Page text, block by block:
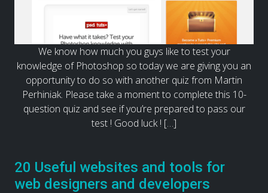
We know how much you guys like to test your
knowledge of Photoshop so today we are giving you an
opportunity to do so with another quiz from Martin
Perhiniak. Please take a moment to complete this 10-
question quiz and see if you’re prepared to pass our
test ! Good luck ! […]
20 Useful websites and tools for
web designers and developers